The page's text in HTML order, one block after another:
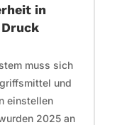
in
muss sich
und
einstellen
2025 an